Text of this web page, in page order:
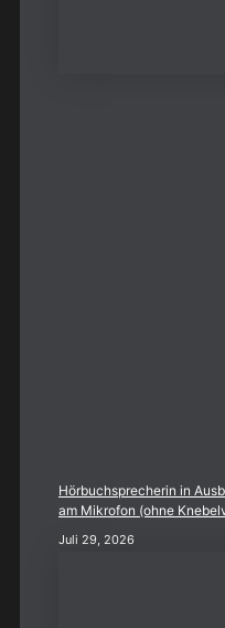
Hörbuchsprecherin in
am Mikrofon (ohne
Juli 29, 2026